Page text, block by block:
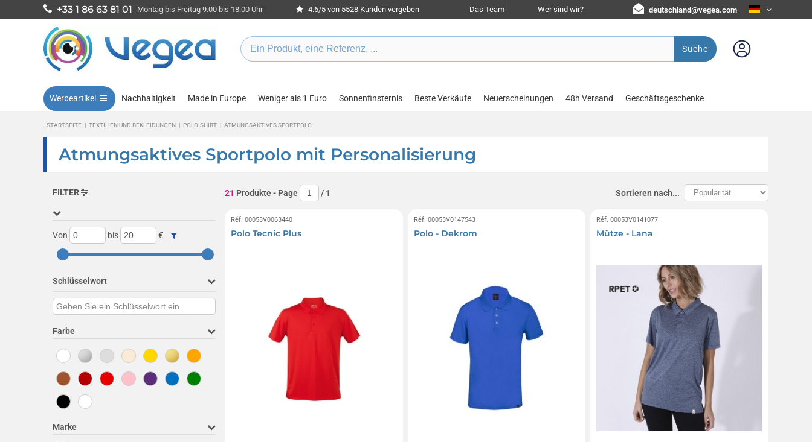
+33 1 86 63 81 01 Montag bis Freitag 9.00 bis 18.00 Uhr 4.6/5 von 5528 Kunden vergeben Das Team Wer sind wir? deutschland@vegea.com
Suche
Werbeartikel Nachhaltigkeit Made in Europe Weniger als 1 Euro Sonnenfinsternis Beste Verkäufe Neuerscheinungen 48h Versand Geschäftsgeschenke
STARTSEITE | TEXTILIEN UND BEKLEIDUNGEN | POLO-SHIRT | ATMUNGSAKTIVES SPORTPOLO
Atmungsaktives Sportpolo mit Personalisierung
FILTER
Von bis €
Schlüsselwort
Farbe
Marke
21 Produkte - Page / 1 Sortieren nach...
Réf. 00053V0063440
Polo Tecnic Plus
Réf. 00053V0147543
Polo - Dekrom
Réf. 00053V0141077
Mütze - Lana